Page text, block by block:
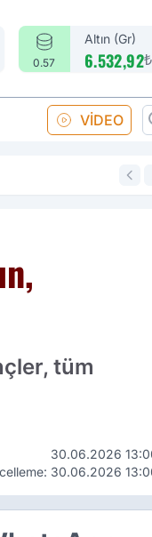
0.57
Altın (Gr)
6.532,92₺
VİDEO
14:18
tüm
30.06.2026
30.06.2026